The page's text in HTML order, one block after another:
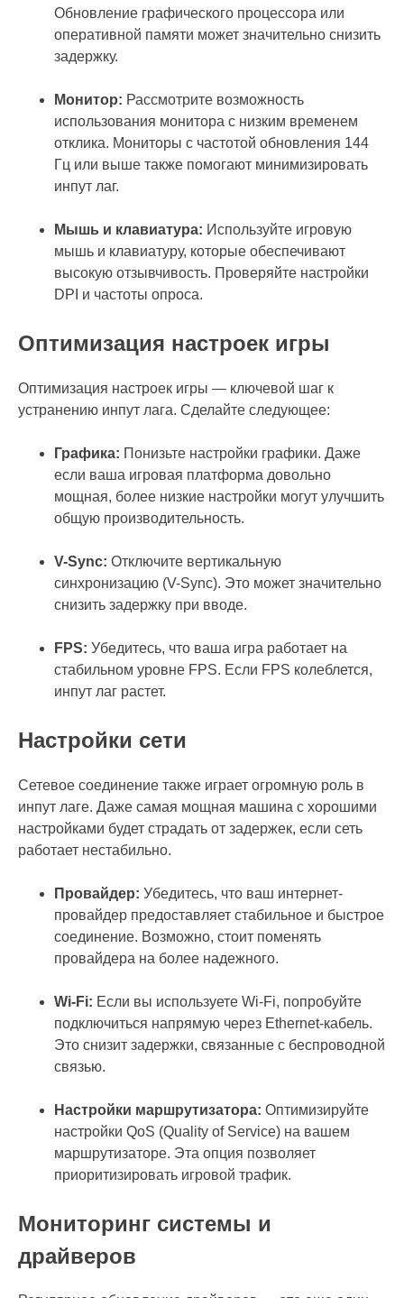
Обновление графического процессора или
оперативной памяти может значительно снизить
задержку.
Монитор: Рассмотрите возможность
использования монитора с низким временем
отклика. Мониторы с частотой обновления 144
Гц или выше также помогают минимизировать
инпут лаг.
Мышь и клавиатура: Используйте игровую
мышь и клавиатуру, которые обеспечивают
высокую отзывчивость. Проверяйте настройки
DPI и частоты опроса.
Оптимизация настроек игры
Оптимизация настроек игры — ключевой шаг к
устранению инпут лага. Сделайте следующее:
Графика: Понизьте настройки графики. Даже
если ваша игровая платформа довольно
мощная, более низкие настройки могут улучшить
общую производительность.
V-Sync: Отключите вертикальную
синхронизацию (V-Sync). Это может значительно
снизить задержку при вводе.
FPS: Убедитесь, что ваша игра работает на
стабильном уровне FPS. Если FPS колеблется,
инпут лаг растет.
Настройки сети
Сетевое соединение также играет огромную роль в
инпут лаге. Даже самая мощная машина с хорошими
настройками будет страдать от задержек, если сеть
работает нестабильно.
Провайдер: Убедитесь, что ваш интернет-
провайдер предоставляет стабильное и быстрое
соединение. Возможно, стоит поменять
провайдера на более надежного.
Wi-Fi: Если вы используете Wi-Fi, попробуйте
подключиться напрямую через Ethernet-кабель.
Это снизит задержки, связанные с беспроводной
связью.
Настройки маршрутизатора: Оптимизируйте
настройки QoS (Quality of Service) на вашем
маршрутизаторе. Эта опция позволяет
приоритизировать игровой трафик.
Мониторинг системы и
драйверов